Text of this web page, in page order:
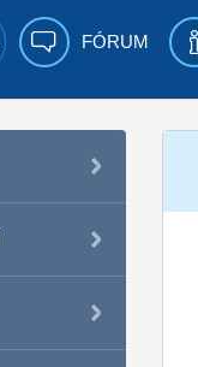
FÓRUM